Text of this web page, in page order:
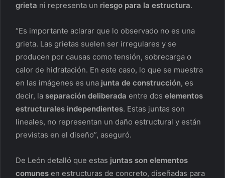
grieta ni representa un riesgo para la estructura.
“Es importante aclarar que lo observado no es una
grieta. Las grietas suelen ser irregulares y se
producen por causas como tensión, sobrecarga o
calor de hidratación. En este caso, lo que se muestra
en las imágenes es una junta de construcción, es
decir, la separación deliberada entre dos elementos
estructurales independientes. Estas juntas son
lineales, no representan un daño estructural y están
previstas en el diseño”, aseguró.
De León detalló que estas juntas son elementos
comunes en estructuras de concreto, diseñadas para